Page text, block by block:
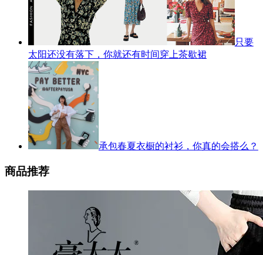
只要
太阳还没有落下，你就还有时间穿上茶歇裙
承包春夏衣橱的衬衫，你真的会搭么？
商品推荐